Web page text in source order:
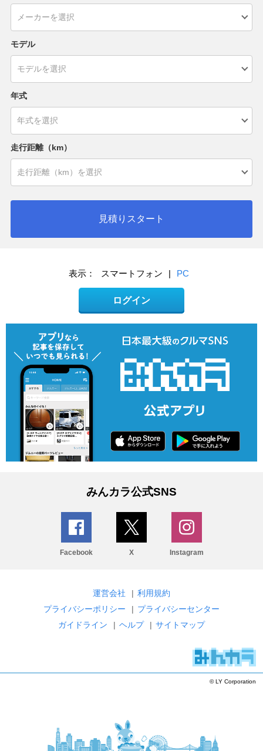
モデル
年式
走行距離（km）
見積りスタート
表示： スマートフォン | PC
ログイン
みんカラ公式SNS
Facebook X Instagram
運営会社 | 利用規約
プライバシーポリシー
| プライバシーセンター
ガイドライン
| ヘルプ | サイトマップ
© LY Corporation